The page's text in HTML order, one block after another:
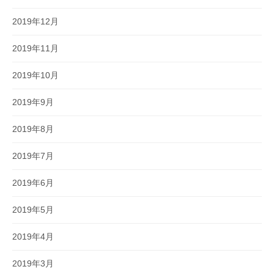
2019年12月
2019年11月
2019年10月
2019年9月
2019年8月
2019年7月
2019年6月
2019年5月
2019年4月
2019年3月